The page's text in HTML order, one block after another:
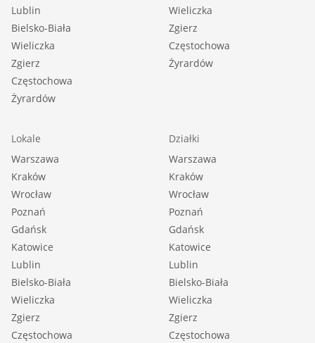
Lublin
Bielsko-Biała
Wieliczka
Zgierz
Częstochowa
Żyrardów
Wieliczka
Zgierz
Częstochowa
Żyrardów
Lokale
Warszawa
Kraków
Wrocław
Poznań
Gdańsk
Katowice
Lublin
Bielsko-Biała
Wieliczka
Zgierz
Częstochowa
Działki
Warszawa
Kraków
Wrocław
Poznań
Gdańsk
Katowice
Lublin
Bielsko-Biała
Wieliczka
Zgierz
Częstochowa